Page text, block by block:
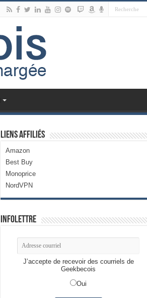
Liens Affiliés
Amazon
Best Buy
Monoprice
NordVPN
Infolettre
J’accepte de recevoir des courriels de
Geekbecois
Oui